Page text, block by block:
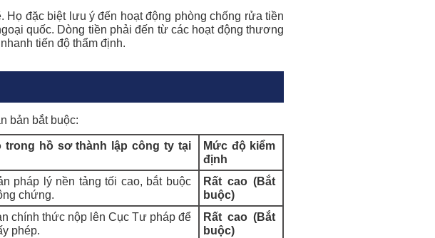
đặc biệt lưu ý đến hoạt động phòng chống rửa tiền
quốc. Dòng tiền phải đến từ các hoạt động thương
tiến độ thẩm định.
bản bắt buộc:
trong hồ sơ thành lập công ty tại
Mức độ kiểm
định
pháp lý nền tảng tối cao, bắt buộc
chứng.
Rất cao (Bắt
buộc)
chính thức nộp lên Cục Tư pháp để
phép.
Rất cao (Bắt
buộc)